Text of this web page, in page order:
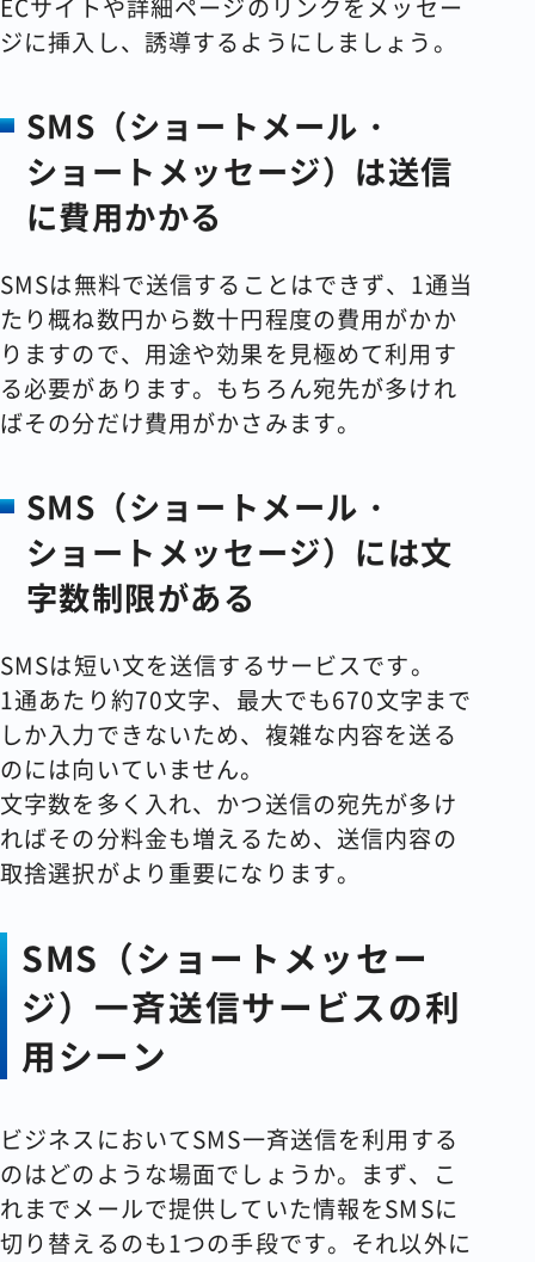
ECサイトや詳細ページのリンクをメッセー
ジに挿入し、誘導するようにしましょう。
SMS（ショートメール・
ショートメッセージ）は送信
に費用かかる
SMSは無料で送信することはできず、1通当
たり概ね数円から数十円程度の費用がかか
りますので、用途や効果を見極めて利用す
る必要があります。もちろん宛先が多けれ
ばその分だけ費用がかさみます。
SMS（ショートメール・
ショートメッセージ）には文
字数制限がある
SMSは短い文を送信するサービスです。
1通あたり約70文字、最大でも670文字まで
しか入力できないため、複雑な内容を送る
のには向いていません。
文字数を多く入れ、かつ送信の宛先が多け
ればその分料金も増えるため、送信内容の
取捨選択がより重要になります。
SMS（ショートメッセー
ジ）一斉送信サービスの利
用シーン
ビジネスにおいてSMS一斉送信を利用する
のはどのような場面でしょうか。まず、こ
れまでメールで提供していた情報をSMSに
切り替えるのも1つの手段です。それ以外に